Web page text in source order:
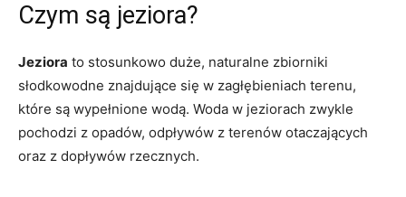
Czym są jeziora?
Jeziora to stosunkowo duże, naturalne zbiorniki
słodkowodne znajdujące się w zagłębieniach terenu,
które są wypełnione wodą. Woda w jeziorach zwykle
pochodzi z opadów, odpływów z terenów otaczających
oraz z dopływów rzecznych.